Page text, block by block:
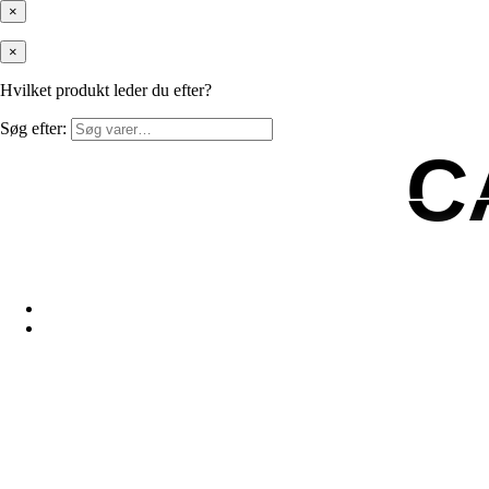
×
×
Hvilket produkt leder du efter?
Søg efter: